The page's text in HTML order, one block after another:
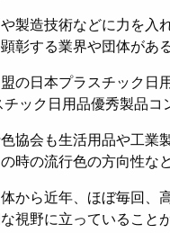
製造技術などに力を入
彰する業界や団体がある
の日本プラスチック日
ック日用品優秀製品コ
協会も生活用品や工業
時の流行色の方向性な
から近年、ほぼ毎回、
視野に立っていること